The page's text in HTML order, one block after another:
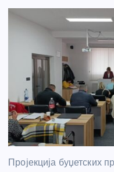
Пројекција буџетских